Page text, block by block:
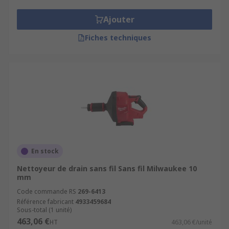
Ajouter
Fiches techniques
En stock
Nettoyeur de drain sans fil Sans fil Milwaukee 10
mm
Code commande RS 269-6413
Référence fabricant 4933459684
Sous-total (1 unité)
463,06 €HT 463,06 €/unité